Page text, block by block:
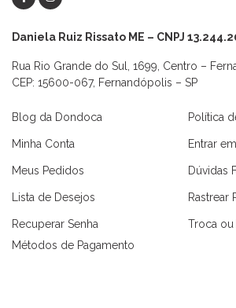
Daniela Ruiz Rissato ME – CNPJ
Rua Rio Grande do Sul, 1699, Centro –
CEP: 15600-067, Fernandópolis – SP
Blog da Dondoca
Minha Conta
Meus Pedidos
Lista de Desejos
Recuperar Senha
Política
Entrar
Dúvidas
Rastrear
Troca
Métodos de Pagamento